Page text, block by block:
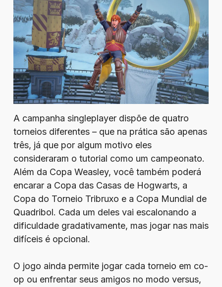
A campanha singleplayer dispõe de quatro
torneios diferentes – que na prática são apenas
três, já que por algum motivo eles
consideraram o tutorial como um campeonato.
Além da Copa Weasley, você também poderá
encarar a Copa das Casas de Hogwarts, a
Copa do Torneio Tribruxo e a Copa Mundial de
Quadribol. Cada um deles vai escalonando a
dificuldade gradativamente, mas jogar nas mais
difíceis é opcional.
O jogo ainda permite jogar cada torneio em co-
op ou enfrentar seus amigos no modo versus,